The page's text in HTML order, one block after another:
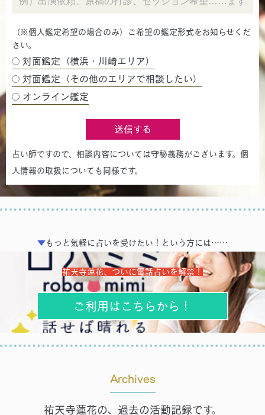
（※個人鑑定希望の場合のみ）ご希望の鑑定形式をお知らせくだ
さい。
対面鑑定（横浜・川崎エリア）
対面鑑定（その他のエリアで相談したい）
オンライン鑑定
送信する
占い師ですので、相談内容については守秘義務がございます。個
人情報の取扱についても同様です。
▼ もっと気軽に占いを受けたい！という方には……
祐天寺蓮花、ついに電話占いを解禁！
ご利用はこちらから！
Archives
祐天寺蓮花の、過去の活動記録です。